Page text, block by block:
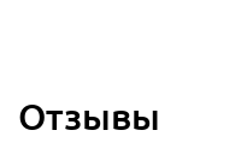
Отзывы